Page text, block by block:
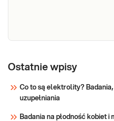
wątrobowego:
diagnostyce
Ostatnie wpisy
Co to są elektrolity?
uzupełniania
Badania na płodność kobiet i